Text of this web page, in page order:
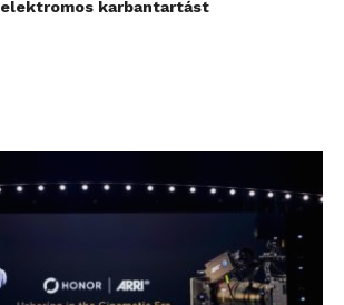
elektromos karbantartást